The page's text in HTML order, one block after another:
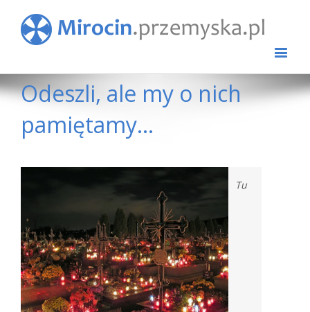
Odeszli, ale my o nich
pamiętamy…
Tu